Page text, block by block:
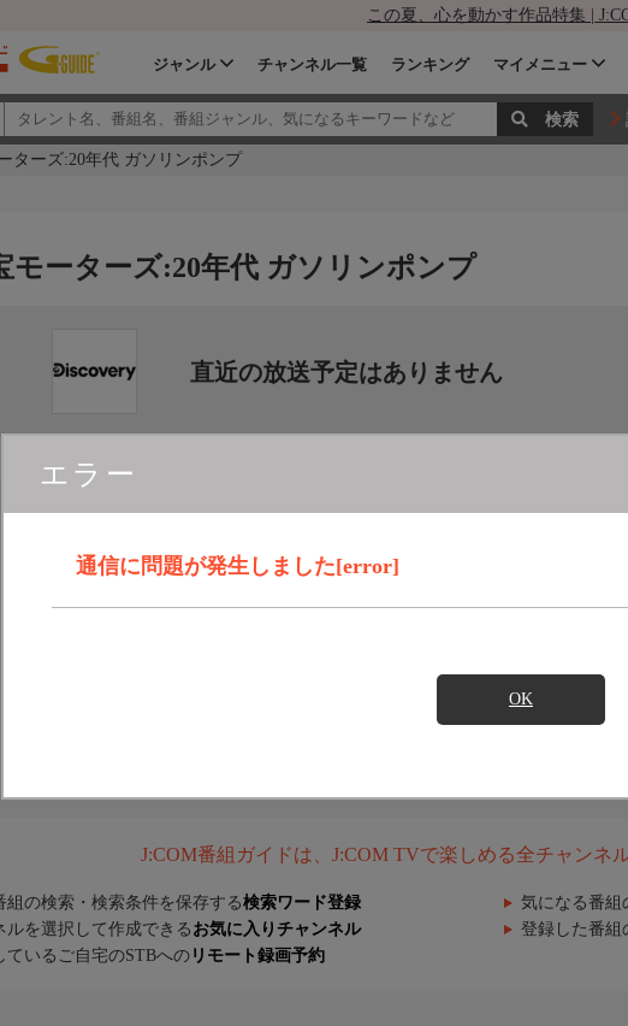
この夏、心を動かす作品特集 |
ジャンル チャンネル一覧 ランキング マイメニュー
ターズ:20年代 ガソリンポンプ
エラー
通信に問題が発生しました[error]
OK
モーターズ:20年代 ガソリンポンプ
直近の放送予定はありません
J:COM番組ガイドは、J:COM TVで楽しめる全チャンネ
組の検索・検索条件を保存する検索ワード登録 気になる番組
ルを選択して作成できる お気に入りチャンネル 登録した番組
ているご自宅のSTBへの リモート録画予約